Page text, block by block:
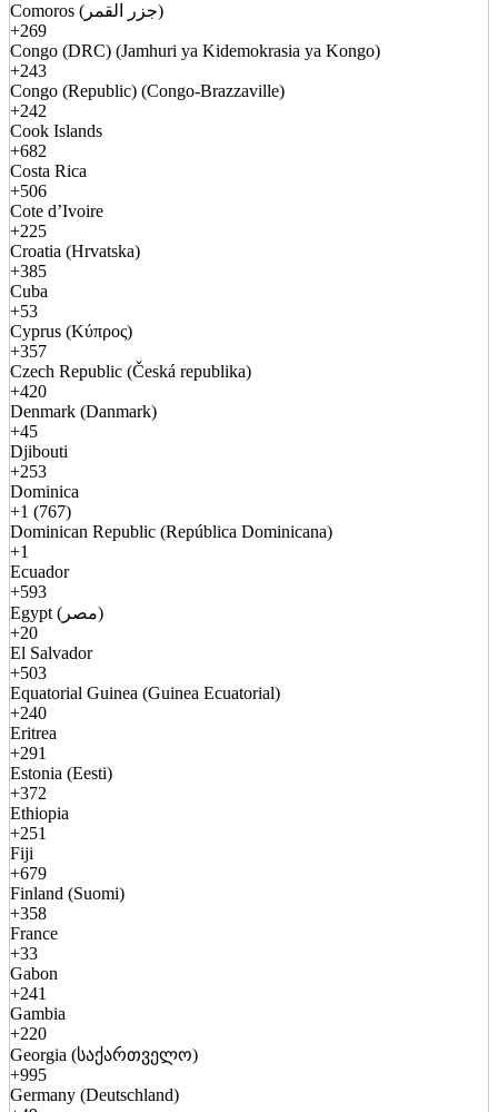
Comoros (جزر القمر)
+269
Congo (DRC) (Jamhuri ya Kidemokrasia ya Kongo)
+243
Congo (Republic) (Congo-Brazzaville)
+242
Cook Islands
+682
Costa Rica
+506
Cote d’Ivoire
+225
Croatia (Hrvatska)
+385
Cuba
+53
Cyprus (Κύπρος)
+357
Czech Republic (Česká republika)
+420
Denmark (Danmark)
+45
Djibouti
+253
Dominica
+1 (767)
Dominican Republic (República Dominicana)
+1
Ecuador
+593
Egypt (مصر)
+20
El Salvador
+503
Equatorial Guinea (Guinea Ecuatorial)
+240
Eritrea
+291
Estonia (Eesti)
+372
Ethiopia
+251
Fiji
+679
Finland (Suomi)
+358
France
+33
Gabon
+241
Gambia
+220
Georgia (საქართველო)
+995
Germany (Deutschland)